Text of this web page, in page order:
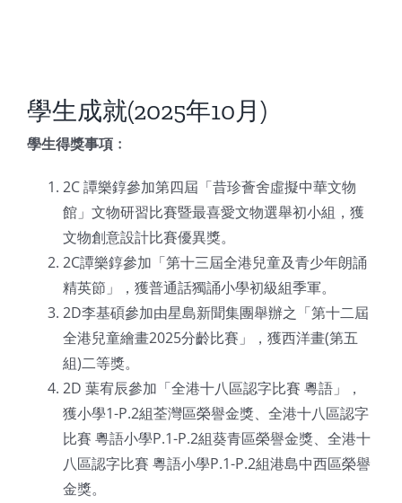
學生成就(2025年10月)
學生得獎事項﹕
2C 譚樂錞參加第四屆「昔珍薈舍虛擬中華文物
館」文物研習比賽暨最喜愛文物選舉初小組，獲
文物創意設計比賽優異獎。
2C譚樂錞參加「第十三屆全港兒童及青少年朗誦
精英節」，獲普通話獨誦小學初級組季軍。
2D李基碩參加由星島新聞集團舉辦之「第十二屆
全港兒童繪畫2025分齡比賽」，獲西洋畫(第五
組)二等獎。
2D 葉宥辰參加「全港十八區認字比賽 粵語」，
獲小學1-P.2組荃灣區榮譽金獎、全港十八區認字
比賽 粵語小學P.1-P.2組葵青區榮譽金獎、全港十
八區認字比賽 粵語小學P.1-P.2組港島中西區榮譽
金獎。